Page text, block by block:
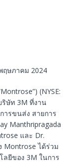
ฤษภาคม 2024
(NYSE:
ริษัท 3M ที่งาน
ารขนส่ง สายการ
Manthripragada
และ Dr.
Montrose ได้ร่วม
ลยีของ 3M ในการ